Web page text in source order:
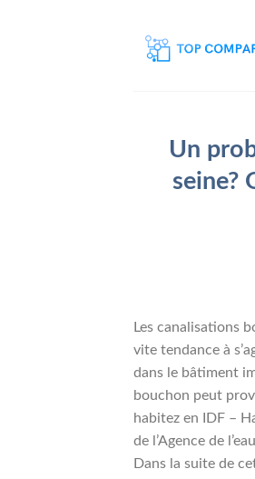
Un
seine?
Les canalisations
vite tendance à
dans le bâtiment
bouchon peut
habitez en IDF –
de l’Agence de
Dans la suite de